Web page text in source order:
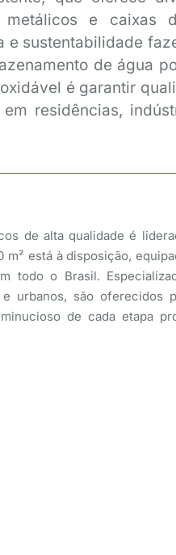
e caixas
e sustentabilidade
de água
é garantir
residências,
de alta qualidade é
está à disposição,
todo o Brasil.
urbanos, são oferecidos
de cada etapa